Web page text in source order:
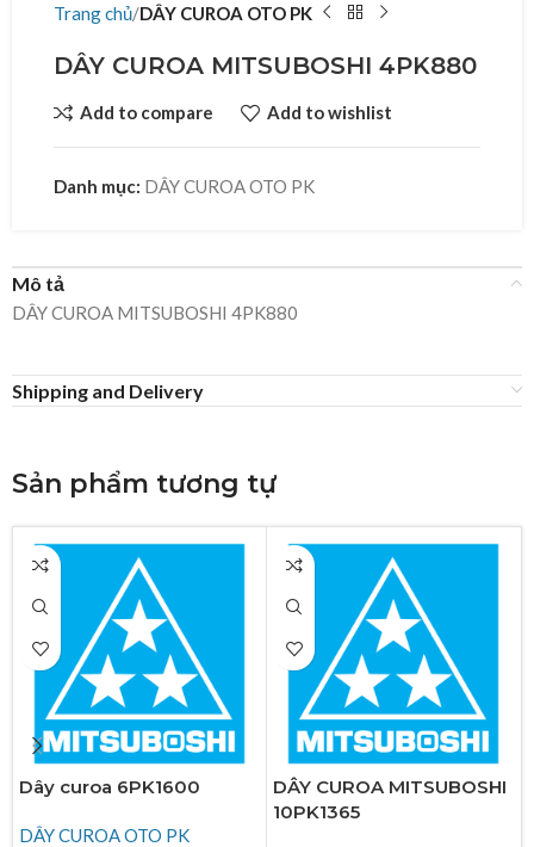
Trang chủ DÂY CUROA OTO PK
DÂY CUROA MITSUBOSHI 4PK880
Add to compare Add to wishlist
Danh mục: DÂY CUROA OTO PK
Mô tả
DÂY CUROA MITSUBOSHI 4PK880
Shipping and Delivery
Sản phẩm tương tự
Dây curoa 6PK1600
DÂY CUROA OTO PK
DÂY CUROA MITSUBOSHI
10PK1365